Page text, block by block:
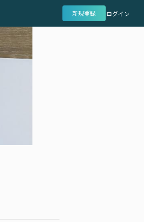
新規登録 ログイン